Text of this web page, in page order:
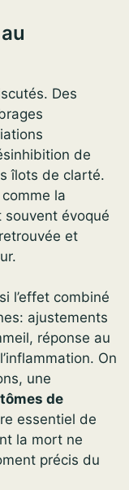
Des
de
îlots de clarté.
comme la
souvent évoqué
et
l’effet combiné
ajustements
réponse au
On
une
de
essentiel de
la mort ne
précis du